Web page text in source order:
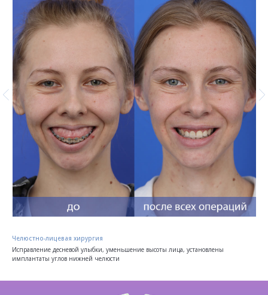
Челюстно-лицевая хирургия
Исправление десневой улыбки, уменьшение высоты лица, установлены
имплантаты углов нижней челюсти